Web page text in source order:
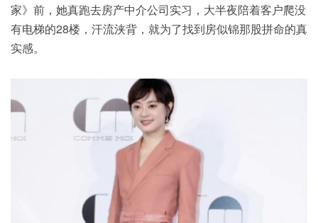
家》前，她真跑去房产中介公司实习，大半夜陪着客户爬没
有电梯的28楼，汗流浃背，就为了找到房似锦那股拼命的真
实感。